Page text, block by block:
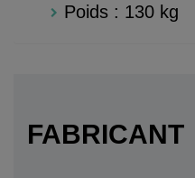
Poids : 130 kg
FABRICANT